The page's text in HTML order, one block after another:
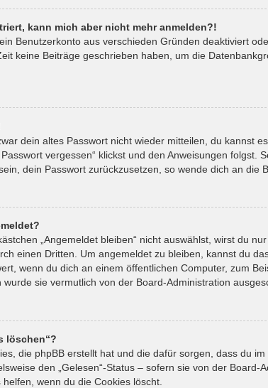
kann mich aber nicht mehr anmelden?!
Benutzerkonto aus verschieden Gründen deaktiviert
keine Beiträge geschrieben haben, um die
dein altes Passwort nicht wieder mitteilen, du kannst
vergessen“ klickst und den Anweisungen folgst.
dein Passwort zurückzusetzen, so wende dich an die
„Angemeldet bleiben“ nicht auswählst, wirst du
einen Dritten. Um angemeldet zu bleiben, kannst du
wenn du dich an einem öffentlichen Computer, zum
sie vermutlich von der Board-Administration
löschen“?
die phpBB erstellt hat und die dafür sorgen, dass du
den „Gelesen“-Status – sofern sie von der
wenn du die Cookies löscht.